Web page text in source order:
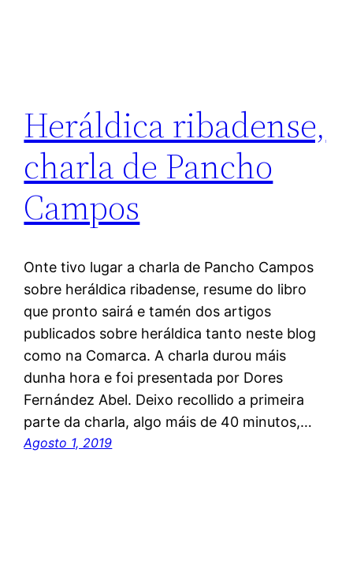
Heráldica ribadense,
charla de Pancho
Campos
Onte tivo lugar a charla de Pancho Campos
sobre heráldica ribadense, resume do libro
que pronto sairá e tamén dos artigos
publicados sobre heráldica tanto neste blog
como na Comarca. A charla durou máis
dunha hora e foi presentada por Dores
Fernández Abel. Deixo recollido a primeira
parte da charla, algo máis de 40 minutos,…
Agosto 1, 2019